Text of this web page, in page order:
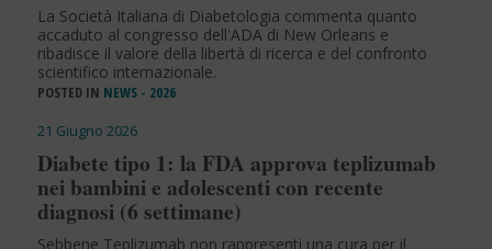
La Società Italiana di Diabetologia commenta quanto
accaduto al congresso dell'ADA di New Orleans e
ribadisce il valore della libertà di ricerca e del confronto
scientifico internazionale.
POSTED IN NEWS - 2026
21 Giugno 2026
Diabete tipo 1: la FDA approva teplizumab
nei bambini e adolescenti con recente
diagnosi (6 settimane)
Sebbene Teplizumab non rappresenti una cura per il